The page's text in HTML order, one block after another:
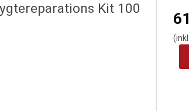
Kit 100